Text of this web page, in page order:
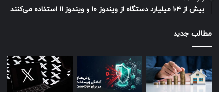
بیش از ۱٫۴ میلیارد دستگاه از ویندوز ۱۰ و ویندوز ۱۱ استفاده می‌کنند
مطالب جدید